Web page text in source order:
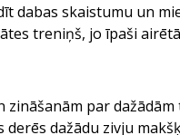
dabas skaistumu un
treniņš, jo īpaši
par
derēs dažādu zivju